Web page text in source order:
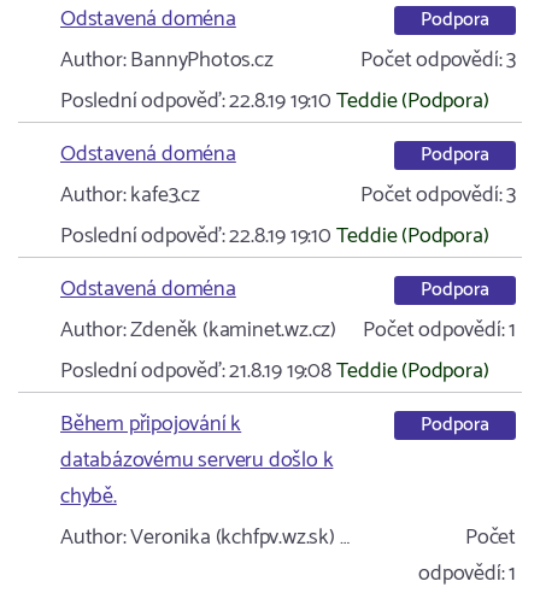
Odstavená doména
Podpora
Author:BannyPhotos.cz Počet odpovědí:3
Poslední odpověď:22.8.19 19:10Teddie (Podpora)
Odstavená doména
Podpora
Author:kafe3.cz Počet odpovědí:3
Poslední odpověď:22.8.19 19:10Teddie (Podpora)
Odstavená doména
Podpora
Author:Zdeněk (kaminet.wz.cz) Počet odpovědí:1
Poslední odpověď:21.8.19 19:08Teddie (Podpora)
Během připojování k
databázovému serveru došlo k
chybě.
Podpora
Author:Veronika (kchfpv.wz.sk) …
Počet
odpovědí:1